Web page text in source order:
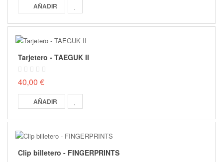
AÑADIR
Tarjetero - TAEGUK II
40,00 €
AÑADIR
Clip billetero - FINGERPRINTS